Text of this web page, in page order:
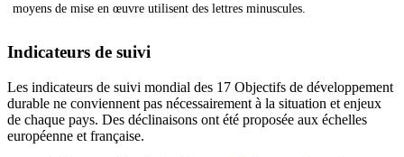
moyens de mise en œuvre utilisent des lettres minuscules.
Indicateurs de suivi
Les indicateurs de suivi mondial des 17 Objectifs de développement
durable ne conviennent pas nécessairement à la situation et enjeux
de chaque pays. Des déclinaisons ont été proposée aux échelles
européenne et française.